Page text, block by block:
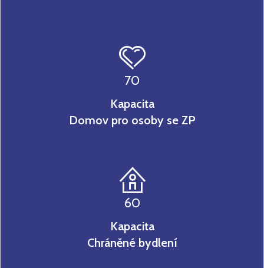
70
Kapacita
Domov pro osoby se ZP
60
Kapacita
Chráněné bydlení